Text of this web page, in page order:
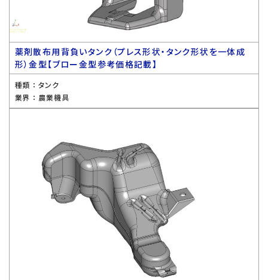
薬剤散布用背負いタンク（プレス形状・タンク形状を一体成
形）金型【ブロー金型参考価格記載】
種類 ： タンク
業界 ： 農業機具